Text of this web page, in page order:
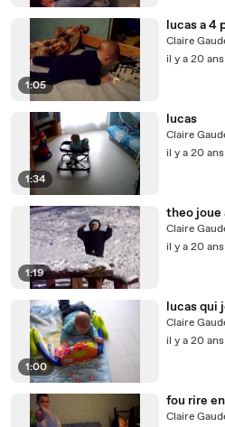
1:05
lucas a 4
Claire
il y a 20 ans
1:34
lucas
Claire
il y a 20 ans
1:19
theo joue
Claire
il y a 20 ans
1:00
lucas qui
Claire
il y a 20 ans
Claire